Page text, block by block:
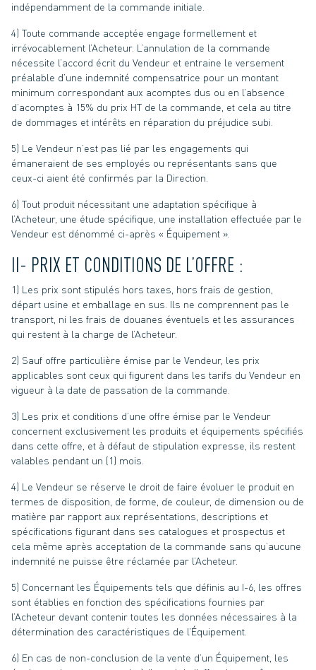
indépendamment de la commande initiale.
4) Toute commande acceptée engage formellement et
irrévocablement l’Acheteur. L’annulation de la commande
nécessite l’accord écrit du Vendeur et entraine le versement
préalable d’une indemnité compensatrice pour un montant
minimum correspondant aux acomptes dus ou en l’absence
d’acomptes à 15% du prix HT de la commande, et cela au titre
de dommages et intérêts en réparation du préjudice subi.
5) Le Vendeur n’est pas lié par les engagements qui
émaneraient de ses employés ou représentants sans que
ceux-ci aient été confirmés par la Direction.
6) Tout produit nécessitant une adaptation spécifique à
l’Acheteur, une étude spécifique, une installation effectuée par le
Vendeur est dénommé ci-après « Équipement ».
II- PRIX ET CONDITIONS DE L’OFFRE :
1) Les prix sont stipulés hors taxes, hors frais de gestion,
départ usine et emballage en sus. Ils ne comprennent pas le
transport, ni les frais de douanes éventuels et les assurances
qui restent à la charge de l’Acheteur.
2) Sauf offre particulière émise par le Vendeur, les prix
applicables sont ceux qui figurent dans les tarifs du Vendeur en
vigueur à la date de passation de la commande.
3) Les prix et conditions d’une offre émise par le Vendeur
concernent exclusivement les produits et équipements spécifiés
dans cette offre, et à défaut de stipulation expresse, ils restent
valables pendant un (1) mois.
4) Le Vendeur se réserve le droit de faire évoluer le produit en
termes de disposition, de forme, de couleur, de dimension ou de
matière par rapport aux représentations, descriptions et
spécifications figurant dans ses catalogues et prospectus et
cela même après acceptation de la commande sans qu’aucune
indemnité ne puisse être réclamée par l’Acheteur.
5) Concernant les Équipements tels que définis au I-6, les offres
sont établies en fonction des spécifications fournies par
l’Acheteur devant contenir toutes les données nécessaires à la
détermination des caractéristiques de l’Équipement.
6) En cas de non-conclusion de la vente d’un Équipement, les